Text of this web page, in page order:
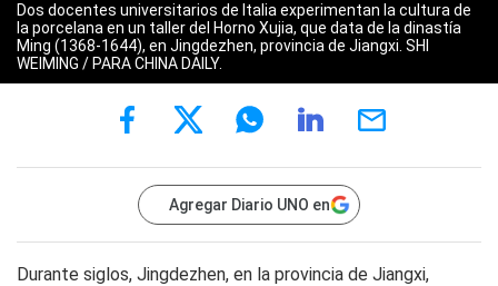
Dos docentes universitarios de Italia experimentan la cultura de
la porcelana en un taller del Horno Xujia, que data de la dinastía
Ming (1368-1644), en Jingdezhen, provincia de Jiangxi. SHI
WEIMING / PARA CHINA DAILY.
Agregar Diario UNO en
Durante siglos, Jingdezhen, en la provincia de Jiangxi,